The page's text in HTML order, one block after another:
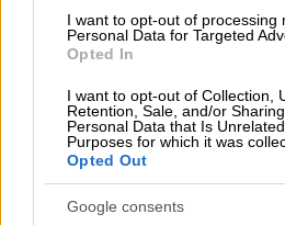
I want to opt-out of processing
Personal Data for Targeted
Opted In
I want to opt-out of Collection,
Retention, Sale, and/or
Personal Data that Is
Purposes for which it was
Opted Out
Google consents
πιλότους δοκιμών,
υποψήφιους αστροναύτες
φυσικός, έναν ειδικός σε
ρομποτιστής ναυτιλίας,